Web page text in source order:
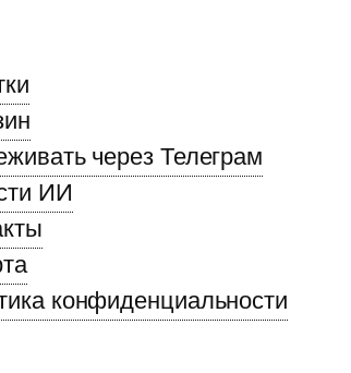
через Телеграм
ИИ
конфиденциальности